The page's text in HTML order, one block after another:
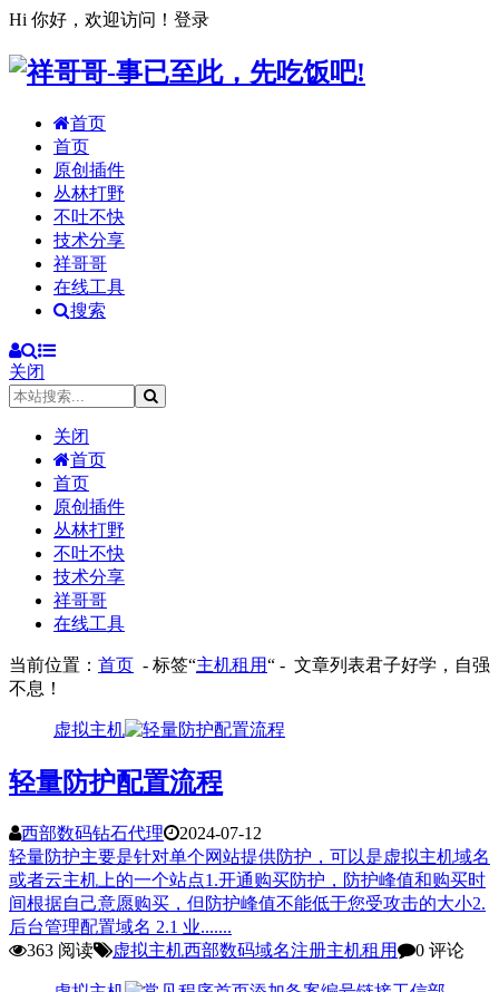
Hi 你好，欢迎访问！ 登录
首页
首页
原创插件
丛林打野
不吐不快
技术分享
祥哥哥
在线工具
搜索
关闭
关闭
首页
首页
原创插件
丛林打野
不吐不快
技术分享
祥哥哥
在线工具
当前位置： 首页 - 标签“主机租用“ - 文章列表君子好学，自强
不息！
虚拟主机
轻量防护配置流程
西部数码钻石代理
2024-07-12
轻量防护主要是针对单个网站提供防护，可以是虚拟主机域名
或者云主机上的一个站点1.开通购买防护，防护峰值和购买时
间根据自己意愿购买，但防护峰值不能低于您受攻击的大小2.
后台管理配置域名 2.1 业.......
363 阅读
虚拟主机西部数码域名注册主机租用 0 评论